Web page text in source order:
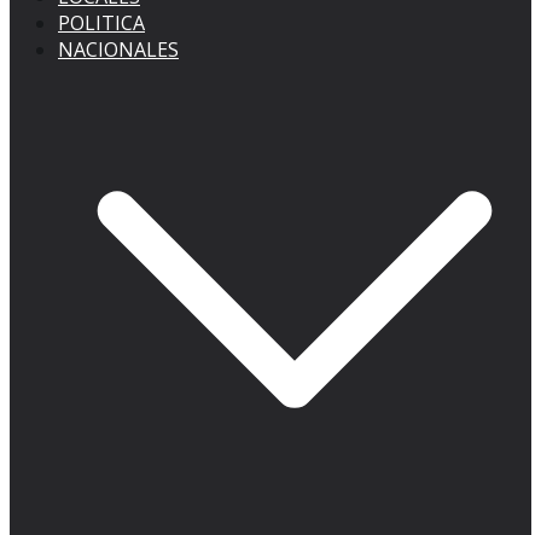
POLITICA
NACIONALES